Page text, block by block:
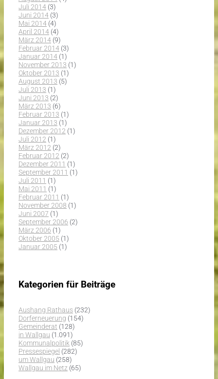
Juli 2014 (3)
Juni 2014 (3)
Mai 2014 (4)
April 2014 (4)
März 2014 (9)
Februar 2014 (3)
Januar 2014 (1)
November 2013 (1)
Oktober 2013 (1)
August 2013 (5)
Juli 2013 (1)
Juni 2013 (2)
März 2013 (6)
Februar 2013 (1)
Januar 2013 (1)
Dezember 2012 (1)
Juli 2012 (1)
März 2012 (2)
Februar 2012 (2)
Dezember 2011 (1)
September 2011 (1)
Juli 2011 (1)
Mai 2011 (1)
Februar 2011 (1)
November 2008 (1)
Juni 2007 (1)
September 2006 (2)
März 2006 (1)
Oktober 2005 (1)
Januar 2005 (1)
Kategorien für Beiträge
Aushang Rathaus (232)
Dorferneuerung (154)
Gemeinderat (128)
in Wallgau (1.091)
Kommunalpolitik (85)
Pressespiegel (282)
um Wallgau (258)
Wallgau im Netz (65)